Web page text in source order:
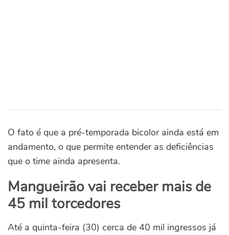
O fato é que a pré-temporada bicolor ainda está em
andamento, o que permite entender as deficiências
que o time ainda apresenta.
Mangueirão vai receber mais de
45 mil torcedores
Até a quinta-feira (30) cerca de 40 mil ingressos já